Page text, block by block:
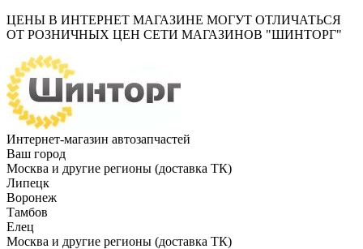
ЦЕНЫ В ИНТЕРНЕТ МАГАЗИНЕ МОГУТ ОТЛИЧАТЬСЯ
ОТ РОЗНИЧНЫХ ЦЕН СЕТИ МАГАЗИНОВ "ШИНТОРГ"
Интернет-магазин автозапчастей
Ваш город
Москва и другие регионы (доставка ТК)
Липецк
Воронеж
Тамбов
Елец
Москва и другие регионы (доставка ТК)